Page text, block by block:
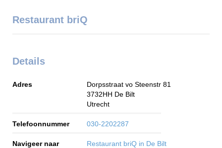
Restaurant briQ
Details
Adres
Dorpsstraat vo Steenstr 81
3732HH De Bilt
Utrecht
Telefoonnummer 030-2202287
Navigeer naar Restaurant briQ in De Bilt